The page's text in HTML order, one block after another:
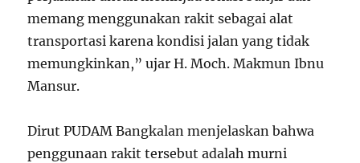
memang menggunakan rakit sebagai alat
transportasi karena kondisi jalan yang tidak
memungkinkan,” ujar H. Moch. Makmun Ibnu
Mansur.
Dirut PUDAM Bangkalan menjelaskan bahwa
penggunaan rakit tersebut adalah murni